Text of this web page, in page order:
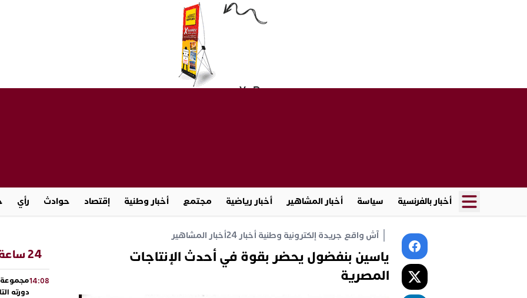
أخبار بالفرنسية سياسة أخبار المشاهير أخبار رياضية مجتمع أخبار وطنية إقتصاد حوادث رأي
آش واقع جريدة إلكترونية وطنية أخبار 24 أخبار المشاهير
ياسين بنفضول يحضر بقوة في أحدث الإنتاجات
المصرية
24 ساعة
14:08مجموعة
دورته